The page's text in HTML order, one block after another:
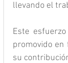
llevando el
Este
promovido
su